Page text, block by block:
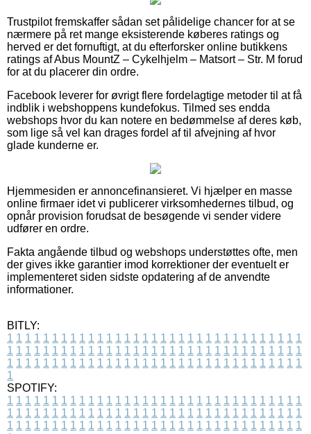
Trustpilot fremskaffer sådan set pålidelige chancer for at se
nærmere på ret mange eksisterende køberes ratings og
herved er det fornuftigt, at du efterforsker online butikkens
ratings af Abus MountZ – Cykelhjelm – Matsort – Str. M forud
for at du placerer din ordre.
Facebook leverer for øvrigt flere fordelagtige metoder til at få
indblik i webshoppens kundefokus. Tilmed ses endda
webshops hvor du kan notere en bedømmelse af deres køb,
som lige så vel kan drages fordel af til afvejning af hvor
glade kunderne er.
Hjemmesiden er annoncefinansieret. Vi hjælper en masse
online firmaer idet vi publicerer virksomhedernes tilbud, og
opnår provision forudsat de besøgende vi sender videre
udfører en ordre.
Fakta angående tilbud og webshops understøttes ofte, men
der gives ikke garantier imod korrektioner der eventuelt er
implementeret siden sidste opdatering af de anvendte
informationer.
BITLY:
1 1 1 1 1 1 1 1 1 1 1 1 1 1 1 1 1 1 1 1 1 1 1 1 1 1 1 1 1 1 1 1 1
1 1 1 1 1 1 1 1 1 1 1 1 1 1 1 1 1 1 1 1 1 1 1 1 1 1 1 1 1 1 1 1 1
1 1 1 1 1 1 1 1 1 1 1 1 1 1 1 1 1 1 1 1 1 1 1 1 1 1 1 1 1 1 1 1 1
1
SPOTIFY:
1 1 1 1 1 1 1 1 1 1 1 1 1 1 1 1 1 1 1 1 1 1 1 1 1 1 1 1 1 1 1 1 1
1 1 1 1 1 1 1 1 1 1 1 1 1 1 1 1 1 1 1 1 1 1 1 1 1 1 1 1 1 1 1 1 1
1 1 1 1 1 1 1 1 1 1 1 1 1 1 1 1 1 1 1 1 1 1 1 1 1 1 1 1 1 1 1 1 1